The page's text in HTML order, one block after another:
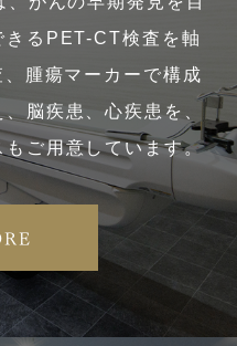
きるPET-CT検査を軸
腫瘍マーカーで構成
脳疾患、心疾患を、
ご用意しています。